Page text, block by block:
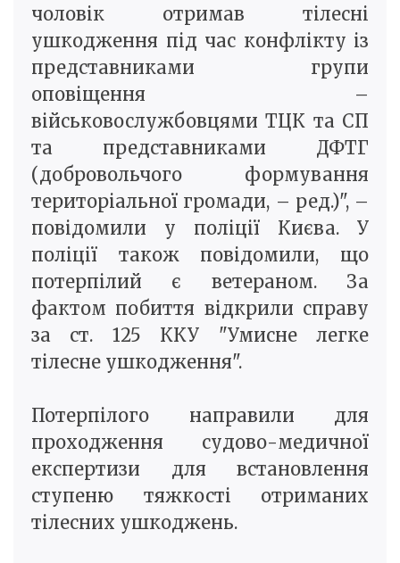
чоловік отримав тілесні
ушкодження під час конфлікту із
представниками групи
оповіщення –
військовослужбовцями ТЦК та СП
та представниками ДФТГ
(добровольчого формування
територіальної громади, – ред.)", –
повідомили у поліції Києва. У
поліції також повідомили, що
потерпілий є ветераном. За
фактом побиття відкрили справу
за ст. 125 ККУ "Умисне легке
тілесне ушкодження".
Потерпілого направили для
проходження судово-медичної
експертизи для встановлення
ступеню тяжкості отриманих
тілесних ушкоджень.